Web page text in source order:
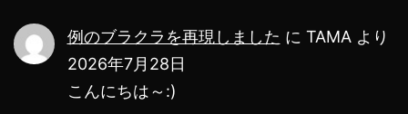
ン
例のブラクラを再現しました に TAMAより
2026年7月28日
こんにちは～:)